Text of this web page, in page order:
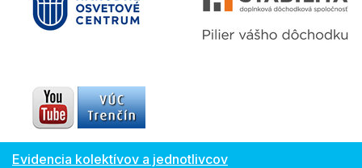
Evidencia kolektívov a jednotlivcov